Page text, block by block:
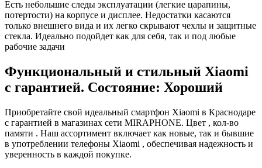
Есть небольшие следы эксплуатации (легкие царапины,
потертости) на корпусе и дисплее. Недостатки касаются
только внешнего вида и их легко скрывают чехлы и защитные
стекла. Идеально подойдет как для себя, так и под любые
рабочие задачи
Функциональный и стильный Xiaomi
с гарантией. Состояние: Хороший
Приобретайте свой идеальный смартфон Xiaomi в Краснодаре
с гарантией в магазинах сети MIRAPHONE. Цвет , кол-во
памяти . Наш ассортимент включает как новые, так и бывшие
в употреблении телефоны Xiaomi , обеспечивая надежность и
уверенность в каждой покупке.